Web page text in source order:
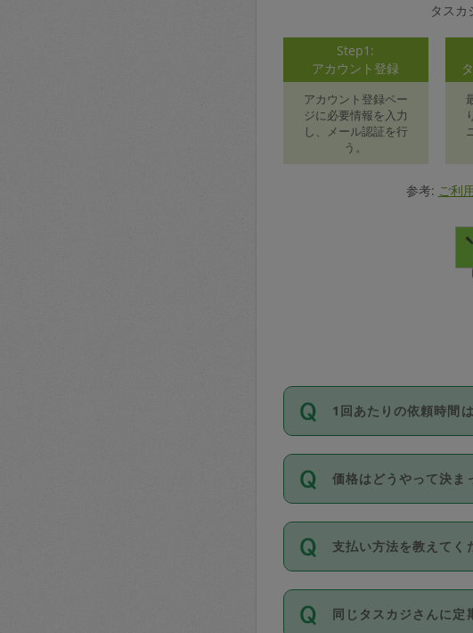
タスカ
Step1:
アカウント登録
アカウント登録ペー
ジに必要情報を入力
し、メール認証を行
う。
参考: ご利
1回あたりの依頼時間
依頼1回につき3時間
い。機能をご利用いた
が必要です。なお、3
価格はどうやって決ま
11種類の価格帯の中
タスカジさんの価格設
除々に設定可能な最高
支払い方法を教えてく
お支払方法はクレジ
Club）のみとなりま
同じタスカジさんに定